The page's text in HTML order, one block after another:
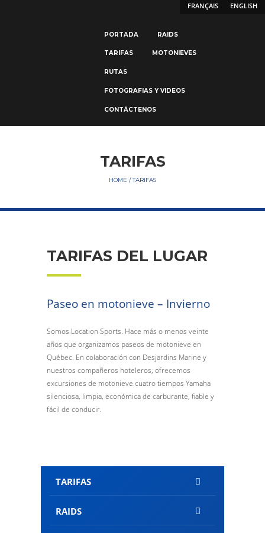
FRANÇAIS ENGLISH
PORTADA RAIDS
TARIFAS MOTONIEVES
RUTAS
FOTOGRAFIAS Y VIDEOS
CONTÁCTENOS
TARIFAS
HOME TARIFAS
TARIFAS DEL LUGAR
Paseo en motonieve – Invierno
Somos Location Sports. Hace más o menos veinte
años que organizamos paseos de motonieve en
Québec. En colaboración con Desjardins Marine y
nuestros compañeros hoteleros, ofrecemos
excursiones de motonieve cuatro tiempos Yamaha
silenciosa, limpia, económica de carburante, fiable y
fácil de conducir.
TARIFAS
RAIDS